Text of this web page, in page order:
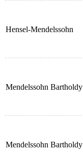
Hensel-Mendelssohn
Mendelssohn Bartholdy
Mendelssohn Bartholdy